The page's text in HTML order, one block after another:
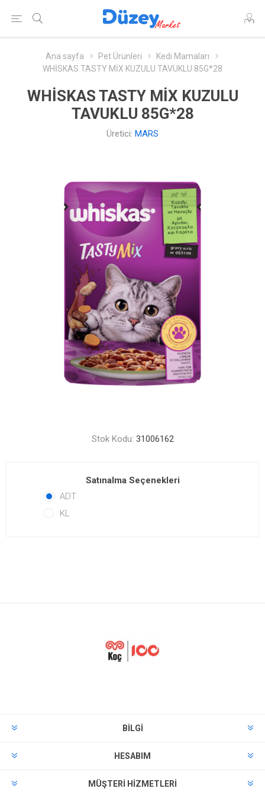
Ana sayfa Pet Ürünleri
Kedi Mamaları
WHİSKAS TASTY MİX KUZULU TAVUKLU 85G*28
WHİSKAS TASTY MİX KUZULU
TAVUKLU 85G*28
Üretici: MARS
Stok Kodu: 31006162
Satınalma Seçenekleri
ADT
KL
BILGI
HESABIM
MÜŞTERI HIZMETLERI